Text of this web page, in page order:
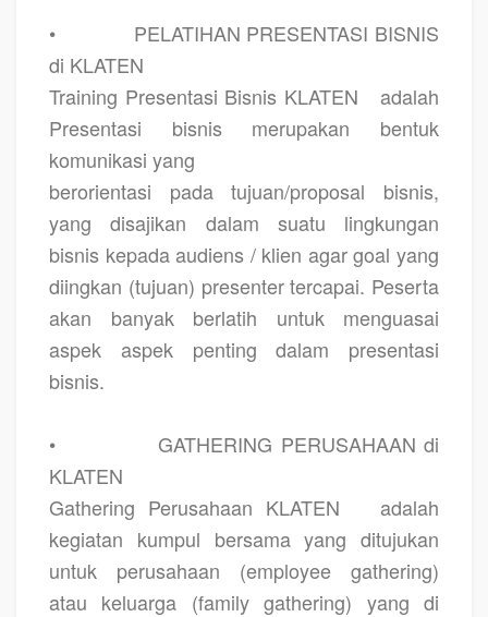
•
PELATIHAN PRESENTASI BISNIS
di KLATEN
Training Presentasi Bisnis KLATEN
adalah
Presentasi bisnis merupakan bentuk
komunikasi yang
berorientasi pada tujuan/proposal bisnis,
yang disajikan dalam suatu lingkungan
bisnis kepada audiens / klien agar goal yang
diingkan (tujuan) presenter tercapai. Peserta
akan banyak berlatih untuk menguasai
aspek aspek penting dalam presentasi
bisnis.
•
GATHERING PERUSAHAAN di
KLATEN
Gathering Perusahaan KLATEN
adalah
kegiatan kumpul bersama yang ditujukan
untuk perusahaan (employee gathering)
atau keluarga (family gathering) yang di